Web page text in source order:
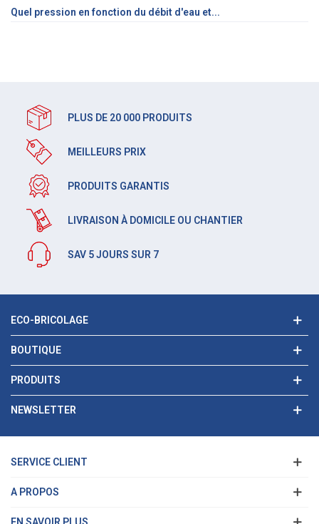
Quel pression en fonction du débit d'eau et...
PLUS DE 20 000 PRODUITS
MEILLEURS PRIX
PRODUITS GARANTIS
LIVRAISON À DOMICILE OU CHANTIER
SAV 5 JOURS SUR 7
ECO-BRICOLAGE
BOUTIQUE
PRODUITS
NEWSLETTER
SERVICE CLIENT
A PROPOS
EN SAVOIR PLUS